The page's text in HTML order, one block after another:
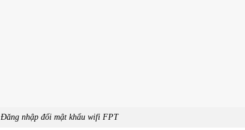
Đăng nhập đổi mật khẩu wifi FPT